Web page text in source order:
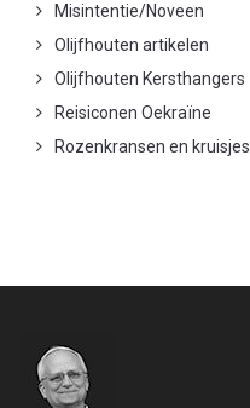
Misintentie/Noveen
Olijfhouten artikelen
Olijfhouten Kersthangers
Reisiconen Oekraïne
Rozenkransen en kruisjes